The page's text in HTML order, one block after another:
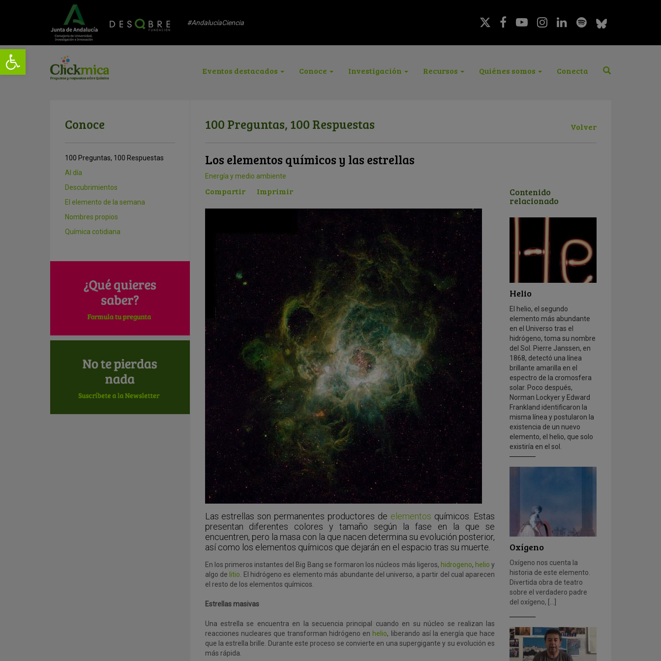
#AndalucíaCiencia
Eventos destacados Conoce Investigación Recursos Quiénes somos Conecta
Conoce
100 Preguntas, 100 Respuestas
Al día
Descubrimientos
El elemento de la semana
Nombres propios
Química cotidiana
100 Preguntas, 100 Respuestas Volver
Los elementos químicos y las estrellas
Energía y medio ambiente
Compartir Imprimir
Las estrellas son permanentes productores de elementos químicos. Estas
presentan diferentes colores y tamaño según la fase en la que se
encuentren, pero la masa con la que nacen determina su evolución posterior,
así como los elementos químicos que dejarán en el espacio tras su muerte.
En los primeros instantes del Big Bang se formaron los núcleos más ligeros, hidrogeno, helio y
algo de litio . El hidrógeno es elemento más abundante del universo, a partir del cual aparecen
el resto de los elementos químicos.
Estrellas masivas
Una estrella se encuentra en la secuencia principal cuando en su núcleo se realizan las
reacciones nucleares que transforman hidrógeno en helio, liberando así la energía que hace
que la estrella brille. Durante este proceso se convierte en una supergigante y su evolución es
más rápida.
Contenido
relacionado
Helio
El helio, el segundo
elemento más abundante
en el Universo tras el
hidrógeno, toma su nombre
del Sol. Pierre Janssen, en
1868, detectó una línea
brillante amarilla en el
espectro de la cromosfera
solar. Poco después,
Norman Lockyer y Edward
Frankland identificaron la
misma línea y postularon la
existencia de un nuevo
elemento, el helio, que solo
existiría en el sol.
Oxígeno
Oxígeno nos cuenta la
historia de este elemento.
Divertida obra de teatro
sobre el verdadero padre
del oxígeno, […]